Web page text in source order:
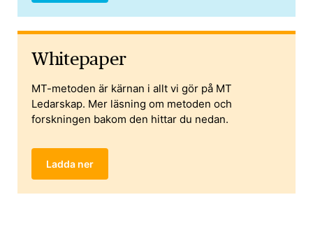
Whitepaper
MT-metoden är kärnan i allt vi gör på MT
Ledarskap. Mer läsning om metoden och
forskningen bakom den hittar du nedan.
Ladda ner